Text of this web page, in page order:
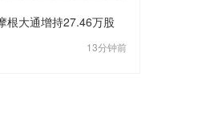
根大通增持27.46万股
13分钟前